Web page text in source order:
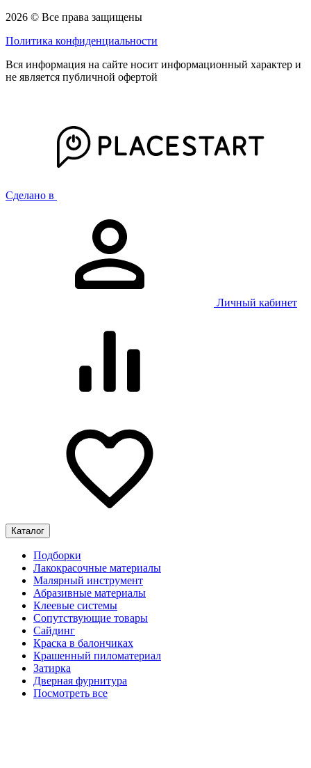
2026 © Все права защищены
Политика конфиденциальности
Вся информация на сайте носит информационный характер и
не является публичной офертой
Сделано в
Личный кабинет
Каталог
Подборки
Лакокрасочные материалы
Малярный инструмент
Абразивные материалы
Клеевые системы
Сопутствующие товары
Сайдинг
Краска в балончиках
Крашенный пиломатериал
Затирка
Дверная фурнитура
Посмотреть все